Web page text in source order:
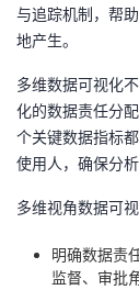
与追踪机制，帮
地产生。
多维数据可视化
化的数据责任分
个关键数据指标
使用人，确保分
多维视角数据可
明确数据责
监督、审批